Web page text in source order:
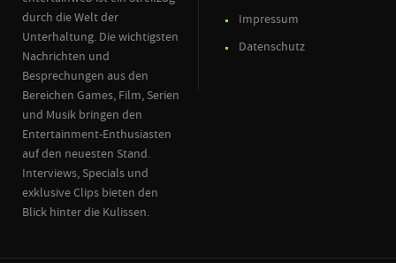
durch die Welt der
Unterhaltung. Die wichtigsten
Nachrichten und
Besprechungen aus den
Bereichen Games, Film, Serien
und Musik bringen den
Entertainment-Enthusiasten
auf den neuesten Stand.
Interviews, Specials und
exklusive Clips bieten den
Blick hinter die Kulissen.
Impressum
Datenschutz